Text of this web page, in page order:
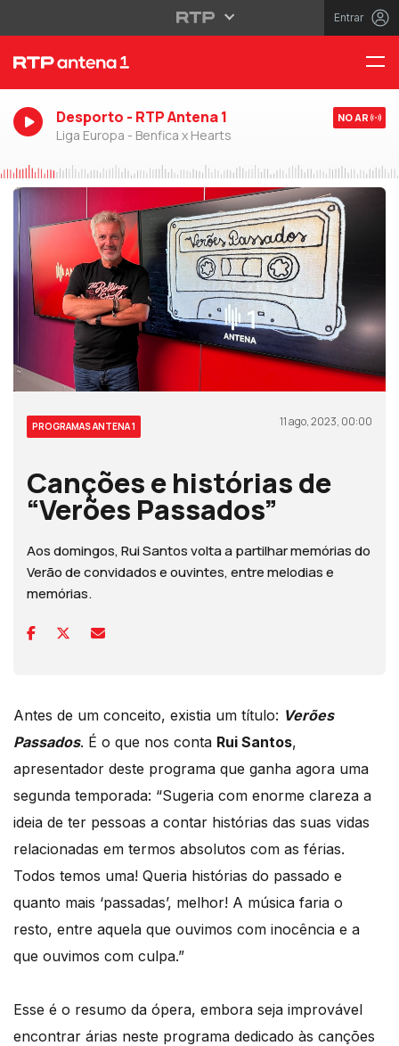
Entrar
Desporto - RTP Antena 1
Liga Europa - Benfica x Hearts
NO AR
PROGRAMAS ANTENA 1 11 ago, 2023, 00:00
Canções e histórias de
“Verões Passados”
Aos domingos, Rui Santos volta a partilhar memórias do
Verão de convidados e ouvintes, entre melodias e
memórias.
Antes de um conceito, existia um título: Verões
Passados. É o que nos conta Rui Santos,
apresentador deste programa que ganha agora uma
segunda temporada: “Sugeria com enorme clareza a
ideia de ter pessoas a contar histórias das suas vidas
relacionadas em termos absolutos com as férias.
Todos temos uma! Queria histórias do passado e
quanto mais ‘passadas’, melhor! A música faria o
resto, entre aquela que ouvimos com inocência e a
que ouvimos com culpa.”
Esse é o resumo da ópera, embora seja improvável
encontrar árias neste programa dedicado às canções